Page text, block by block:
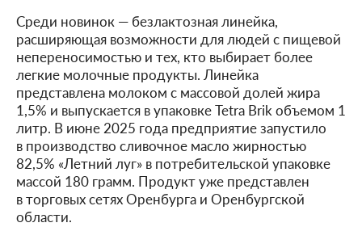
Среди новинок — безлактозная линейка,
расширяющая возможности для людей с пищевой
непереносимостью и тех, кто выбирает более
легкие молочные продукты. Линейка
представлена молоком с массовой долей жира
1,5% и выпускается в упаковке Tetra Brik объемом 1
литр. В июне 2025 года предприятие запустило
в производство сливочное масло жирностью
82,5% «Летний луг» в потребительской упаковке
массой 180 грамм. Продукт уже представлен
в торговых сетях Оренбурга и Оренбургской
области.